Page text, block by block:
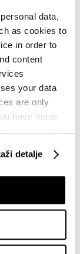
data,
as cookies to
in order to
content
your data
are only
have made
it for
detalje
SAD-u:
ostati bez